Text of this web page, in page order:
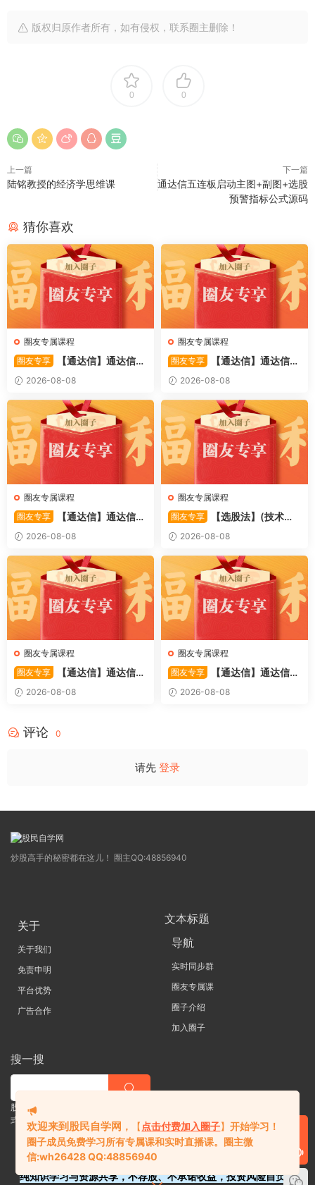
版权归原作者所有，如有侵权，联系圈主删除！
0 0
上一篇
陆铭教授的经济学思维课
下一篇
通达信五连板启动主图+副图+选股
预警指标公式源码
猜你喜欢
圈友专属课程
圈友专享
【通达信】通达信
〖备战龙妖〗副图/选股 精准
捕捉龙头启动进场信号 源码
2026-08-08
圈友专属课程
圈友专享
【通达信】通达信
〖重心突破〗主副图/选股 捕
捉股价在特定形态下的反转与
启动信号 源码
2026-08-08
圈友专属课程
圈友专享
【通达信】通达信
〖萧啸双通道〗主图指标 研判
股价运行通道、捕捉短线买卖
时机 源码
2026-08-08
圈友专属课程
圈友专享
【选股法】(技术篇)
强势个股选股法操作理念、策
略与工具（上下）视频课程 共
2个视频
2026-08-08
圈友专属课程
圈友专享
【通达信】通达信
〖极致主力〗主副图/选股 放
量不算突破，站上压力才算！
2026-08-08
圈友专属课程
圈友专享
【通达信】通达信
〖超强MACD〗副图指标 斐波
那契+三重共振，捕捉买卖
2026-08-08
评论 0
请先 登录
炒股高手的秘密都在这儿！ 圈主QQ:48856940
关于
关于我们
免责申明
平台优势
广告合作
文本标题
导航
实时同步群
圈友专属课
圈子介绍
加入圈子
搜一搜
股票 |直播| 外汇| 期货 |金融理财一站
式学习平台
纯知识学习与资源共享，不荐股、不承诺收益，投资风险自负。
欢迎来到股民自学网 ， 【 点击付费加入圈子】开始学习！
圈子成员免费学习所有专属课和实时直播课。 圈主微
信:wh26428 QQ:48856940